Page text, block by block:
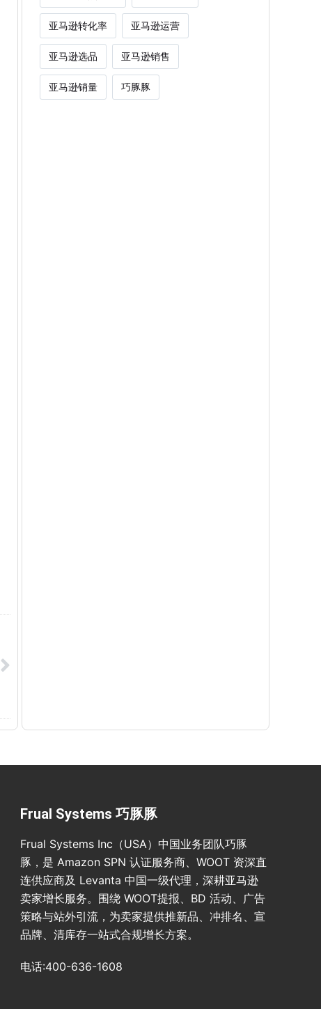
亚马逊转化率 亚马逊运营
亚马逊选品 亚马逊销售
亚马逊销量 巧豚豚
Frual Systems 巧豚豚
Frual Systems Inc（USA）中国业务团队巧豚
豚，是 Amazon SPN 认证服务商、WOOT 资深直
连供应商及 Levanta 中国一级代理，深耕亚马逊
卖家增长服务。围绕 WOOT提报、BD 活动、广告
策略与站外引流，为卖家提供推新品、冲排名、宣
品牌、清库存一站式合规增长方案。
电话:400-636-1608